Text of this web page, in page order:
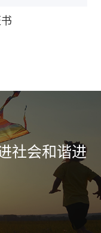
社会和谐进
多